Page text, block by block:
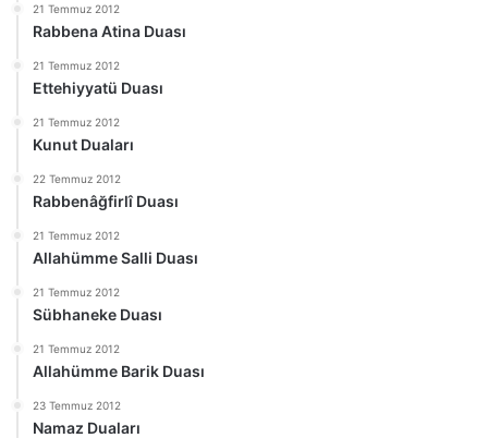
21 Temmuz 2012
Rabbena Atina Duası
21 Temmuz 2012
Ettehiyyatü Duası
21 Temmuz 2012
Kunut Duaları
22 Temmuz 2012
Rabbenâğfirlî Duası
21 Temmuz 2012
Allahümme Salli Duası
21 Temmuz 2012
Sübhaneke Duası
21 Temmuz 2012
Allahümme Barik Duası
23 Temmuz 2012
Namaz Duaları